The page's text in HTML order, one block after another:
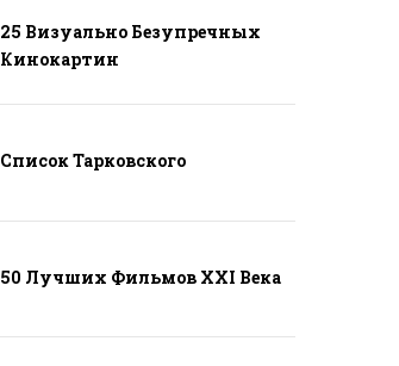
25 Визуально Безупречных
Кинокартин
Список Тарковского
50 Лучших Фильмов ХХI Века